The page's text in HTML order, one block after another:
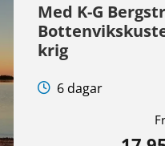
Med K-G
krig
6 dagar